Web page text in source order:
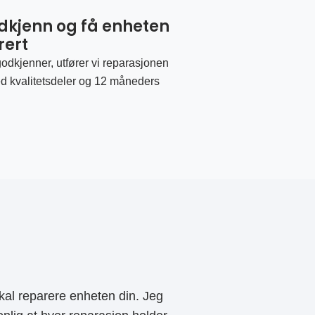
og få enheten
utfører vi reparasjonen
kvalitetsdeler og 12 måneders
reparere enheten din. Jeg